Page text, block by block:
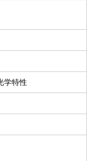
学特性